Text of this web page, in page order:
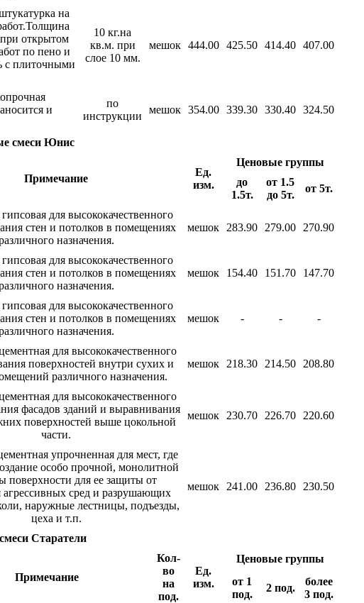
на
открытом
по пено и
с плиточными
10 кг.на
кв.м. при
слое 10 мм.
мешок 444.00 425.50 414.40 407.00
и
по
инструкции
мешок 354.00 339.30 330.40 324.50
смеси Юнис
Примечание
Ед.
изм.
Ценовые группы
до
1.5т.
от 1.5
до 5т.
от 5т.
для высококачественного
стен и потолков в помещениях
назначения.
мешок 283.90 279.00 270.90
для высококачественного
стен и потолков в помещениях
назначения.
мешок 154.40 151.70 147.70
для высококачественного
стен и потолков в помещениях
назначения.
мешок - - -
для высококачественного
поверхностей внутри сухих и
различного назначения.
мешок 218.30 214.50 208.80
для высококачественного
фасадов зданий и выравнивания
поверхностей выше цокольной
части.
мешок 230.70 226.70 220.60
упрочненная для мест, где
особо прочной, монолитной
поверхности для ее защиты от
агрессивных сред и разрушающих
наружные лестницы, подъезды,
цеха и т.п.
мешок 241.00 236.80 230.50
Старатели
Примечание
Кол-
во
на
под.
Ед.
изм.
Ценовые группы
от 1
под.
2 под.
более
3 под.